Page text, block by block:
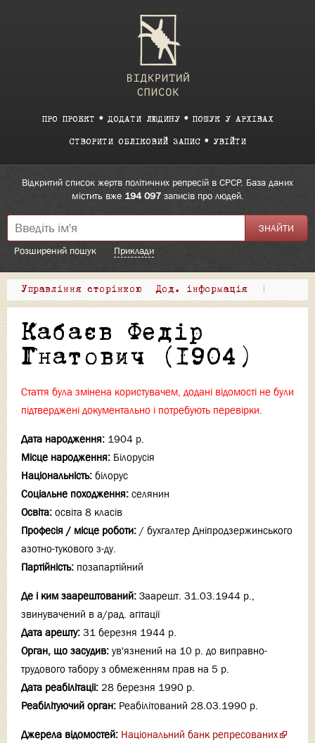
ПРО ПРОЕКТ ДОДАТИ ЛЮДИНУ ПОШУК У АРХІВАХ
СТВОРИТИ ОБЛІКОВИЙ ЗАПИС УВІЙТИ
Відкритий список жертв політичних репресій в СРСР. База даних
містить вже 194 097записів про людей.
Розширений пошук Приклади
Управління сторінкою Дод. інформація |
Кабаєв Федір
Гнатович (1904)
Стаття була змінена користувачем, додані відомості не були
підтверджені документально і потребують перевірки.
Дата народження: 1904 р.
Місце народження: Білорусія
Національність: білорус
Соціальне походження: селянин
Освіта: освіта 8 класів
Професія / місце роботи: / бухгалтер Дніпродзержинського
азотно-тукового з-ду.
Партійність: позапартійний
Де і ким заарештований: Заарешт. 31.03.1944 р.,
звинувачений в а/рад. агітації
Дата арешту: 31 березня 1944 р.
Орган, що засудив: ув'язнений на 10 р. до виправно-
трудового табору з обмеженням прав на 5 р.
Дата реабілітаціi: 28 березня 1990 р.
Реабілітуючий орган: Реабілітований 28.03.1990 р.
Джерела відомостей: Національний банк репресованих